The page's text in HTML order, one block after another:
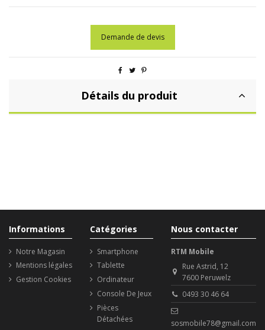
Demande de devis
Détails du produit
Informations
Notre Magasin
Mentions légales
Gestion Cookies
Catégories
Smartphone
Tablette
Ordinateur
Console De Jeux
Pièces
Détachées
Nous contacter
RTM Mobile
Rue Astrid, 12
7600 Peruwelz
0493 30 46 64
sosmobile78@gmail.com